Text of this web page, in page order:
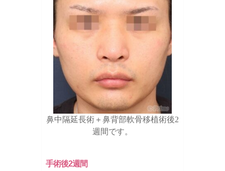
鼻中隔延長術＋鼻背部軟骨移植術後2
週間です。
手術後2週間